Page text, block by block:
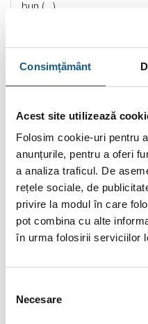
Consimțământ
Acest site utilizează
Folosim cookie-uri pentru
anunțurile, pentru a oferi
a analiza traficul. De
rețele sociale, de
privire la modul în care
pot combina cu alte
în urma folosirii serviciilor
consimțământului
Necesare
bun (...)
BRAND
RECENZII (3)
dumneavoastră Salus